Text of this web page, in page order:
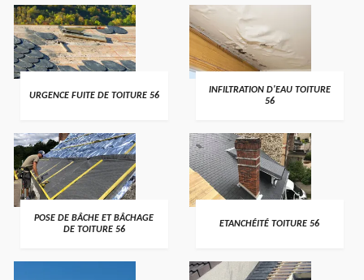
>
URGENCE FUITE DE TOITURE 56 >
INFILTRATION D'EAU TOITURE
56
>
POSE DE BÂCHE ET BÂCHAGE
DE TOITURE 56
>
ETANCHÉITÉ TOITURE 56